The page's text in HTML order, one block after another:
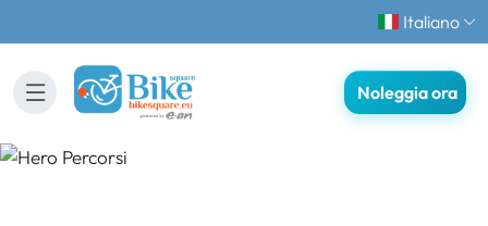
Italiano
Noleggia ora